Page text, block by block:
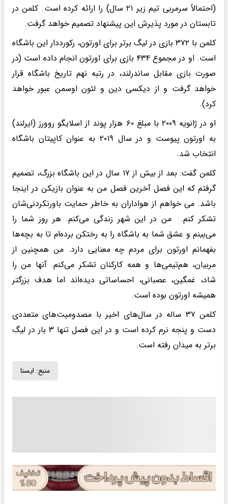
(احتمالاً سرمربی تیم زیر ۲۱ سال) را ارائه کرده است. کلمن در
تابستان در مورد پذیرش این پیشنهاد تصمیم خواهد گرفت.
کلمن با ۳۷۲ بازی در لیگ برتر برای اورتون، رکورددار این باشگاه
است. او در مجموع ۴۳۴ بازی برای اورتون انجام داده است (در
صورت بازی مقابل ساندرلند، در رتبه نهم تاریخ باشگاه قرار
خواهد گرفت و از دیکسی دین و لئون اوسمن عبور خواهد
کرد).
او در ژانویه ۲۰۰۹ با مبلغ ۶۰ هزار پوند از اسلایگو روورز (ایرلند)
به اورتون پیوست و در سال ۲۰۱۹ به عنوان کاپیتان باشگاه
انتخاب شد.
کلمن گفت: بعد از بیش از ۱۷ سال در این باشگاه بزرگ، تصمیم
گرفتم که این فصل آخرین فصل من به عنوان بازیکن در اینجا
باشد. می خواهم از هواداران به خاطر حمایت باورنکردنی‌شان
تشکر کنم. من در این شهر زندگی می‌کنم. هر روز شما را
می‌بینم و عشق شما به باشگاه را به رختکن برده‌ام تا به بچه‌ها
بفهمانم اورتون برای مردم چه معنایی دارد. من همچنین از
مربیان، هم‌تیمی‌ها و همه کارکنان تشکر می‌کنم. آنها من را
شاد، غمگین، عصبانی، احساساتی دیده‌اند اما هدف بزرگتر
همیشه اورتون بوده است.
کلمن ۳۷ ساله در سال‌های اخیر با مصدومیت‌های متعددی
دست و پنجه نرم کرده است و در این فصل تنها ۳ بار در لیگ
برتر به میدان رفته است.
منبع: ايسنا